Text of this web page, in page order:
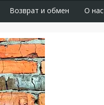
Возврат и обмен О нас